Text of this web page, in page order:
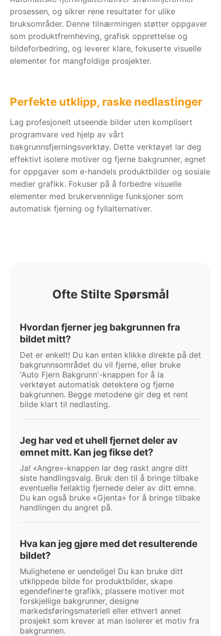
prosessen, og sikrer rene resultater for ulike
bruksområder. Denne tilnærmingen støtter oppgaver
som produktfremheving, grafisk opprettelse og
bildeforbedring, og leverer klare, fokuserte visuelle
elementer for mangfoldige prosjekter.
Perfekte utklipp, raske nedlastinger
Lag profesjonelt utseende bilder uten komplisert
programvare ved hjelp av vårt
bakgrunnsfjerningsverktøy. Dette verktøyet lar deg
effektivt isolere motiver og fjerne bakgrunner, egnet
for oppgaver som e-handels produktbilder og sosiale
medier grafikk. Fokuser på å forbedre visuelle
elementer med brukervennlige funksjoner som
automatisk fjerning og fyllalternativer.
Ofte Stilte Spørsmål
Hvordan fjerner jeg bakgrunnen fra
bildet mitt?
Det er enkelt! Du kan enten klikke direkte på det
bakgrunnsområdet du vil fjerne, eller bruke
'Auto Fjern Bakgrunn'-knappen for å la
verktøyet automatisk detektere og fjerne
bakgrunnen. Begge metodene gir deg et rent
bilde klart til nedlasting.
Jeg har ved et uhell fjernet deler av
emnet mitt. Kan jeg fikse det?
Ja! «Angre»-knappen lar deg raskt angre ditt
siste handlingsvalg. Bruk den til å bringe tilbake
eventuelle feilaktig fjernede deler av ditt emne.
Du kan også bruke «Gjenta» for å bringe tilbake
handlingen du angret på.
Hva kan jeg gjøre med det resulterende
bildet?
Mulighetene er uendelige! Du kan bruke ditt
utklippede bilde for produktbilder, skape
egendefinerte grafikk, plassere motiver mot
forskjellige bakgrunner, designe
markedsføringsmateriell eller ethvert annet
prosjekt som krever at man isolerer et motiv fra
bakgrunnen.